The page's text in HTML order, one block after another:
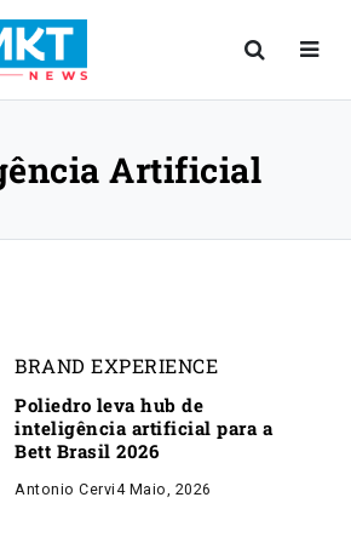
Artificial
BRAND EXPERIENCE
Poliedro leva hub de
inteligência artificial para a
Bett Brasil 2026
Antonio Cervi4 Maio, 2026